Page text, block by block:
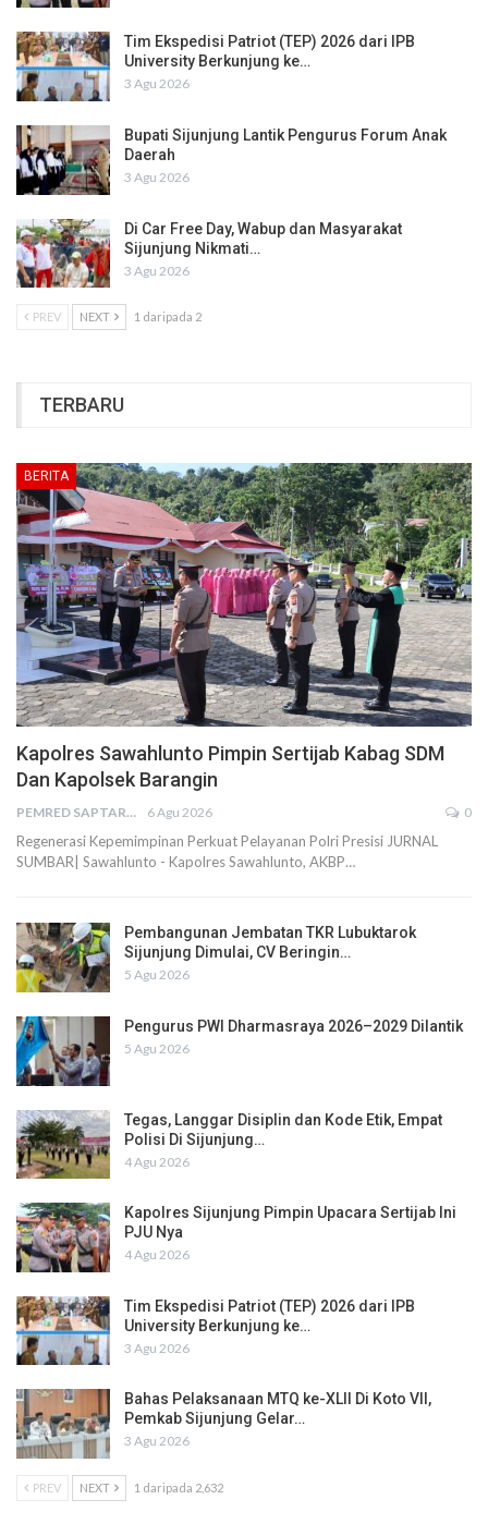
Tim Ekspedisi Patriot (TEP) 2026 dari IPB
University Berkunjung ke…
3 Agu 2026
Bupati Sijunjung Lantik Pengurus Forum Anak
Daerah
3 Agu 2026
Di Car Free Day, Wabup dan Masyarakat
Sijunjung Nikmati…
3 Agu 2026
PREV NEXT 1 daripada 2
TERBARU
BERITA
Kapolres Sawahlunto Pimpin Sertijab Kabag SDM
Dan Kapolsek Barangin
PEMRED SAPTARIUS 6 Agu 2026 0
Regenerasi Kepemimpinan Perkuat Pelayanan Polri Presisi JURNAL
SUMBAR| Sawahlunto - Kapolres Sawahlunto, AKBP…
Pembangunan Jembatan TKR Lubuktarok
Sijunjung Dimulai, CV Beringin…
5 Agu 2026
Pengurus PWI Dharmasraya 2026–2029 Dilantik
5 Agu 2026
Tegas, Langgar Disiplin dan Kode Etik, Empat
Polisi Di Sijunjung…
4 Agu 2026
Kapolres Sijunjung Pimpin Upacara Sertijab Ini
PJU Nya
4 Agu 2026
Tim Ekspedisi Patriot (TEP) 2026 dari IPB
University Berkunjung ke…
3 Agu 2026
Bahas Pelaksanaan MTQ ke-XLII Di Koto VII,
Pemkab Sijunjung Gelar…
3 Agu 2026
PREV NEXT 1 daripada 2,632